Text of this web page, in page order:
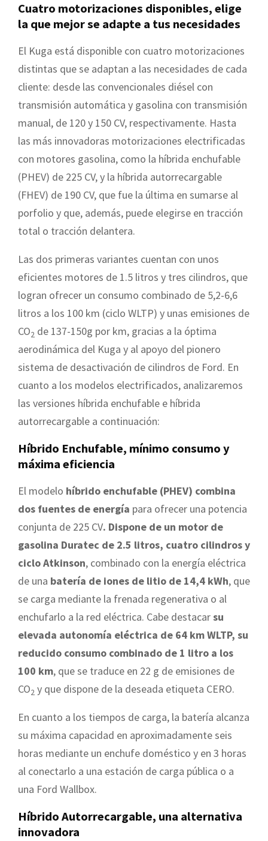
Cuatro motorizaciones disponibles, elige
la que mejor se adapte a tus necesidades
El Kuga está disponible con cuatro motorizaciones
distintas que se adaptan a las necesidades de cada
cliente: desde las convencionales diésel con
transmisión automática y gasolina con transmisión
manual, de 120 y 150 CV, respectivamente. Hasta
las más innovadoras motorizaciones electrificadas
con motores gasolina, como la híbrida enchufable
(PHEV) de 225 CV, y la híbrida autorrecargable
(FHEV) de 190 CV, que fue la última en sumarse al
porfolio y que, además, puede elegirse en tracción
total o tracción delantera.
Las dos primeras variantes cuentan con unos
eficientes motores de 1.5 litros y tres cilindros, que
logran ofrecer un consumo combinado de 5,2-6,6
litros a los 100 km (ciclo WLTP) y unas emisiones de
CO2 de 137-150g por km, gracias a la óptima
aerodinámica del Kuga y al apoyo del pionero
sistema de desactivación de cilindros de Ford. En
cuanto a los modelos electrificados, analizaremos
las versiones híbrida enchufable e híbrida
autorrecargable a continuación:
Híbrido Enchufable, mínimo consumo y
máxima eficiencia
El modelo híbrido enchufable (PHEV) combina
dos fuentes de energía para ofrecer una potencia
conjunta de 225 CV. Dispone de un motor de
gasolina Duratec de 2.5 litros, cuatro cilindros y
ciclo Atkinson, combinado con la energía eléctrica
de una batería de iones de litio de 14,4 kWh, que
se carga mediante la frenada regenerativa o al
enchufarlo a la red eléctrica. Cabe destacarsu
elevada autonomía eléctrica de 64 km WLTP, su
reducido consumo combinado de 1 litro a los
100 km, que se traduce en 22 g de emisiones de
CO2 y que dispone de la deseada etiqueta CERO.
En cuanto a los tiempos de carga, la batería alcanza
su máxima capacidad en aproximadamente seis
horas mediante un enchufe doméstico y en 3 horas
al conectarlo a una estación de carga pública o a
una Ford Wallbox.
Híbrido Autorrecargable, una alternativa
innovadora